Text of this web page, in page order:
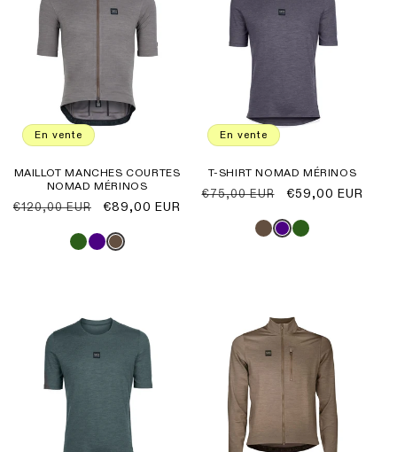
En vente
MAILLOT MANCHES COURTES
NOMAD MÉRINOS
Prix
€120,00 EUR
Prix
€89,00 EUR
En vente
T-SHIRT NOMAD MÉRINOS
Prix
€75,00 EUR
Prix
€59,00 EUR